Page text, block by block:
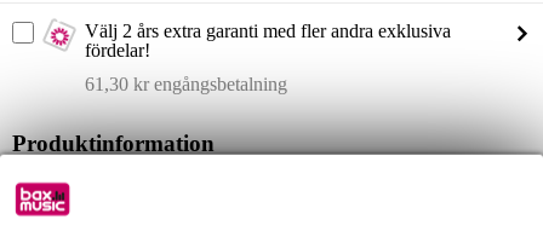
Välj 2 års extra garanti med fler andra exklusiva
fördelar!
61,30 kr engångsbetalning
Produktinformation
tålig, vattenavvisande utsida: polyester, 600D
mjuk insida: polyester, 420D, 10 mm skum